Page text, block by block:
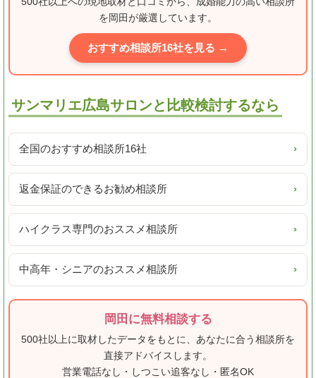
を岡田が厳選しています。
おすすめ相談所16社を見る →
サンマリエ広島サロンと比較検討するなら
全国のおすすめ相談所16社 ›
返金保証のできるお勧め相談所 ›
ハイクラス専門のおススメ相談所 ›
中高年・シニアのおススメ相談所 ›
岡田に無料相談する
500社以上に取材したデータをもとに、あなたに合う相談所を
直接アドバイスします。
営業電話なし・しつこい追客なし・匿名OK